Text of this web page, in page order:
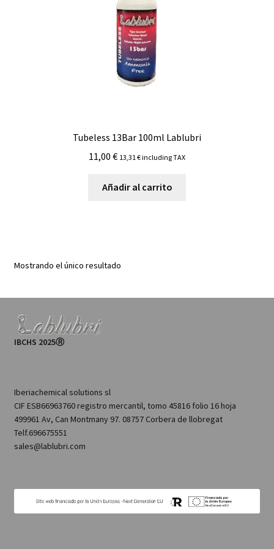
Tubeless 13Bar 100ml Lablubri
11,00 € 13,31 €including TAX
Añadir al carrito
Mostrando el único resultado
IBCHS 2025Ⓡ
Iberiachemical solutions sl
CIF ESB66963760 registro mercantil, tomo 45816 folio 16 hoja
499961 Av, Can Montmany 97. 08757 Corbera de llobregat
Telf.696675551
sales@lablubri.com